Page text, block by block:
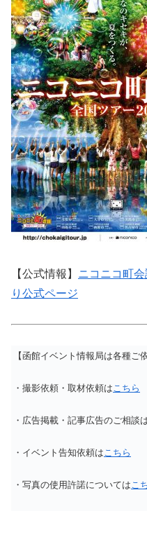
【公式情報】 ニコニコ町
り公式ページ
【函館イベント情報局は各種ご
・撮影依頼・取材依頼は こちら
・広告掲載・記事広告のご相談
・イベント告知依頼は こちら
・写真の使用許諾についてはこ